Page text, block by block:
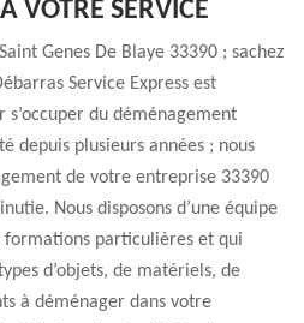
VOTRE SERVICE
Genes De Blaye 33390 ; sachez
Service Express est
du déménagement
depuis plusieurs années ; nous
de votre entreprise 33390
Nous disposons d’une équipe
particulières et qui
d’objets, de matériels, de
à déménager dans votre